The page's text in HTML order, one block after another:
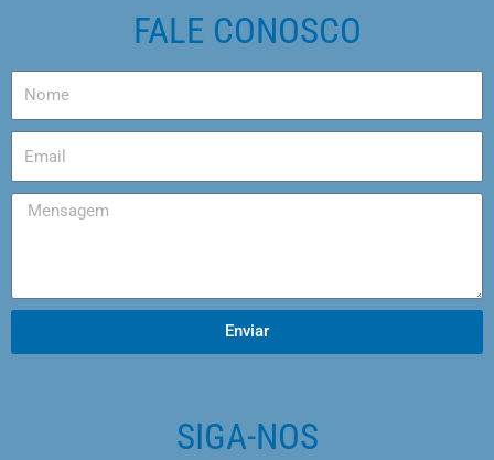
FALE CONOSCO
Enviar
SIGA-NOS